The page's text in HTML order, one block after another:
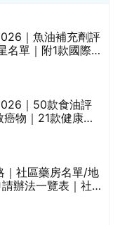
｜魚油補充劑評
名單｜附1款國際
｜50款食油評
物｜21款健康煮
｜社區藥房名單/地
辦法一覽表｜社